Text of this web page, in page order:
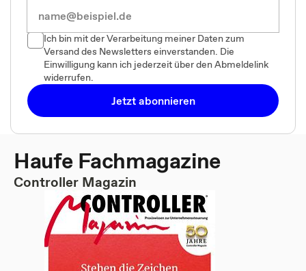
Ich bin mit der Verarbeitung meiner Daten zum
Versand des Newsletters einverstanden. Die
Einwilligung kann ich jederzeit über den Abmeldelink
widerrufen.
Jetzt abonnieren
Haufe Fachmagazine
Controller Magazin